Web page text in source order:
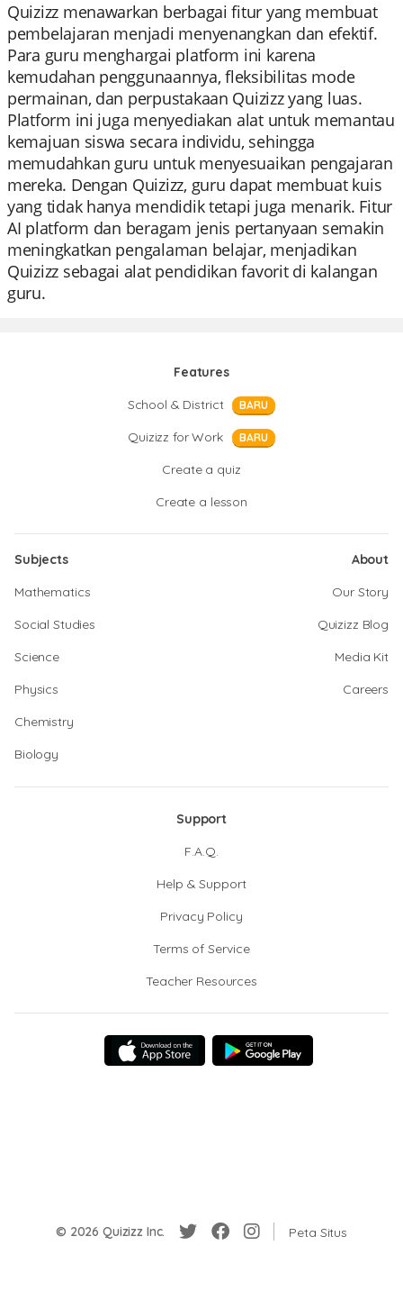
Quizizz menawarkan berbagai fitur yang membuat
pembelajaran menjadi menyenangkan dan efektif.
Para guru menghargai platform ini karena
kemudahan penggunaannya, fleksibilitas mode
permainan, dan perpustakaan Quizizz yang luas.
Platform ini juga menyediakan alat untuk memantau
kemajuan siswa secara individu, sehingga
memudahkan guru untuk menyesuaikan pengajaran
mereka. Dengan Quizizz, guru dapat membuat kuis
yang tidak hanya mendidik tetapi juga menarik. Fitur
AI platform dan beragam jenis pertanyaan semakin
meningkatkan pengalaman belajar, menjadikan
Quizizz sebagai alat pendidikan favorit di kalangan
guru.
Features
School & District
BARU
Quizizz for Work BARU
Create a quiz
Create a lesson
Subjects
Mathematics
Social Studies
Science
Physics
Chemistry
Biology
About
Our Story
Quizizz Blog
Media Kit
Careers
Support
F.A.Q.
Help & Support
Privacy Policy
Terms of Service
Teacher Resources
© 2026 Quizizz Inc. Peta Situs